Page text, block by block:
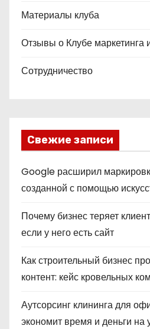
Материалы клуба
Отзывы о Клубе маркетинга
Сотрудничество
Свежие записи
Google расширил
созданной с помощью
Почему бизнес теряет
если у него есть сайт
Как строительный бизнес
контент: кейс кровельных
Аутсорсинг клининга для
экономит время и деньги на